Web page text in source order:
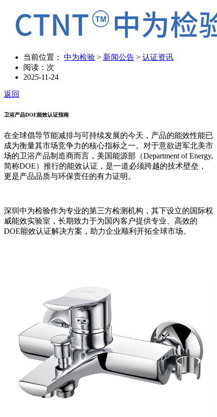
当前位置： 中为检验 > 新闻公告 > 认证资讯
阅读： 次
2025-11-24
返回
卫浴产品DOE能效认证指南
在全球倡导节能减排与可持续发展的今天，产品的能效性能已
成为衡量其市场竞争力的核心指标之一。对于意欲进军北美市
场的卫浴产品制造商而言，美国能源部（Department of Energy,
简称DOE）推行的能效认证，是一道必须跨越的技术壁垒，
更是产品品质与环保责任的有力证明。
深圳中为检验作为专业的第三方检测机构，其下设立的国际权
威能效实验室，长期致力于为国内客户提供专业、高效的
DOE能效认证解决方案，助力企业顺利开拓全球市场。